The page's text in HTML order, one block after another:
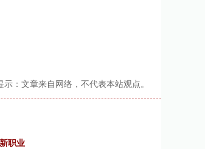
示：文章来自网络，不代表本站观点。
职业